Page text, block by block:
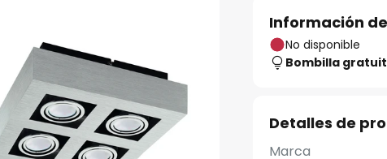
Información
No disponible
Bombilla
Detalles de
Marca